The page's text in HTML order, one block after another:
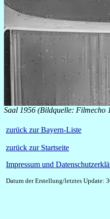
Saal 1956 (Bildquelle: Filmecho
zurück zur Bayern-Liste
zurück zur Startseite
Impressum und
Datum der Erstellung/letztes Update: